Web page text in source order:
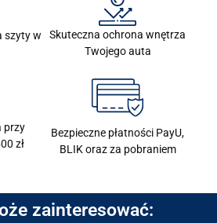
szyty w
Skuteczna ochrona wnętrza
Twojego auta
przy
zł
Bezpieczne płatności PayU,
BLIK oraz za pobraniem
zainteresować: